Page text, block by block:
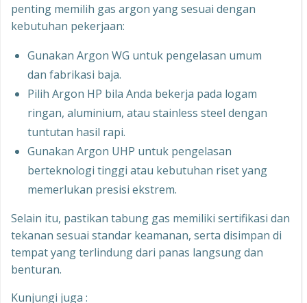
penting memilih gas argon yang sesuai dengan
kebutuhan pekerjaan:
Gunakan Argon WG untuk pengelasan umum
dan fabrikasi baja.
Pilih Argon HP bila Anda bekerja pada logam
ringan, aluminium, atau stainless steel dengan
tuntutan hasil rapi.
Gunakan Argon UHP untuk pengelasan
berteknologi tinggi atau kebutuhan riset yang
memerlukan presisi ekstrem.
Selain itu, pastikan tabung gas memiliki sertifikasi dan
tekanan sesuai standar keamanan, serta disimpan di
tempat yang terlindung dari panas langsung dan
benturan.
Kunjungi juga :